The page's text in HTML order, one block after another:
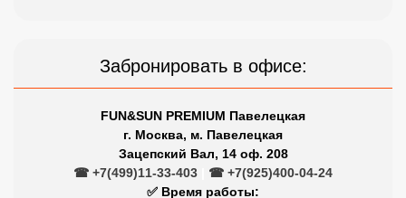
Забронировать в офисе:
FUN&SUN PREMIUM Павелецкая
г. Москва, м. Павелецкая
Зацепский Вал, 14 оф. 208
☎ +7(499)11-33-403
☎ +7(925)400-04-24
✅ Время работы: